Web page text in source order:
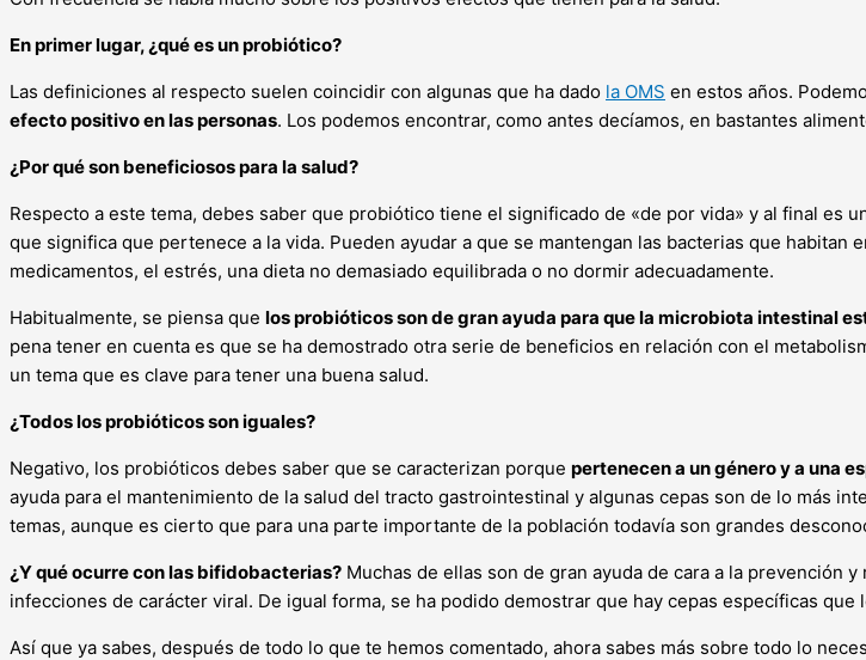
En primer lugar, ¿qué es un probiótico?
Las definiciones al respecto suelen coincidir con algunas que ha dado la OMS en estos años.
efecto positivo en las personas. Los podemos encontrar, como antes decíamos, en bastantes
¿Por qué son beneficiosos para la salud?
Respecto a este tema, debes saber que probiótico tiene el significado de «de por vida» y al final es
que significa que pertenece a la vida. Pueden ayudar a que se mantengan las bacterias que
medicamentos, el estrés, una dieta no demasiado equilibrada o no dormir adecuadamente.
Habitualmente, se piensa que los probióticos son de gran ayuda para que la microbiota intestinal
pena tener en cuenta es que se ha demostrado otra serie de beneficios en relación con el
un tema que es clave para tener una buena salud.
¿Todos los probióticos son iguales?
Negativo, los probióticos debes saber que se caracterizan porque pertenecen a un género y a una
ayuda para el mantenimiento de la salud del tracto gastrointestinal y algunas cepas son de lo más
temas, aunque es cierto que para una parte importante de la población todavía son grandes
¿Y qué ocurre con las bifidobacterias? Muchas de ellas son de gran ayuda de cara a la prevención
infecciones de carácter viral. De igual forma, se ha podido demostrar que hay cepas específicas
Así que ya sabes, después de todo lo que te hemos comentado, ahora sabes más sobre todo lo